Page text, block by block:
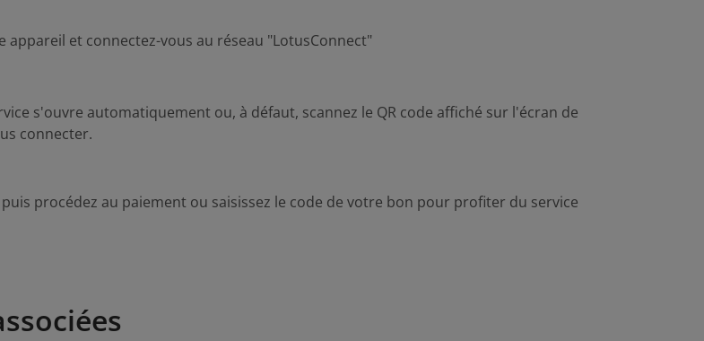
appareil et connectez-vous au réseau "LotusConnect"
s'ouvre automatiquement ou, à défaut, scannez le QR code affiché sur l'écran de
connecter.
procédez au paiement ou saisissez le code de votre bon pour profiter du service